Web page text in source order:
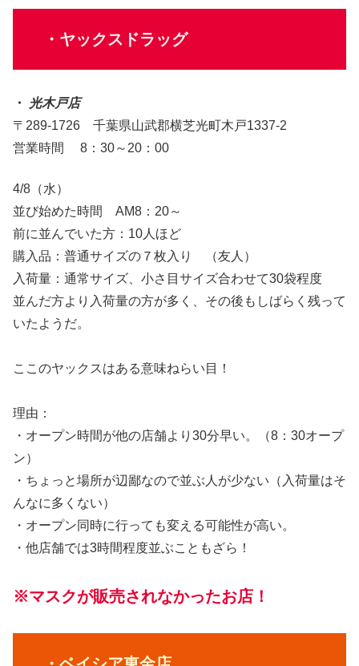
・ヤックスドラッグ
・
光木戸店
〒289-1726 千葉県山武郡横芝光町木戸1337-2
営業時間 8：30～20：00
4/8（水）
並び始めた時間 AM8：20～
前に並んでいた方：10人ほど
購入品：普通サイズの７枚入り （友人）
入荷量：通常サイズ、小さ目サイズ合わせて30袋程度
並んだ方より入荷量の方が多く、その後もしばらく残って
いたようだ。
ここのヤックスはある意味ねらい目！
理由：
・オープン時間が他の店舗より30分早い。（8：30オープ
ン）
・ちょっと場所が辺鄙なので並ぶ人が少ない（入荷量はそ
んなに多くない）
・オープン同時に行っても変える可能性が高い。
・他店舗では3時間程度並ぶこともざら！
※マスクが販売されなかったお店！